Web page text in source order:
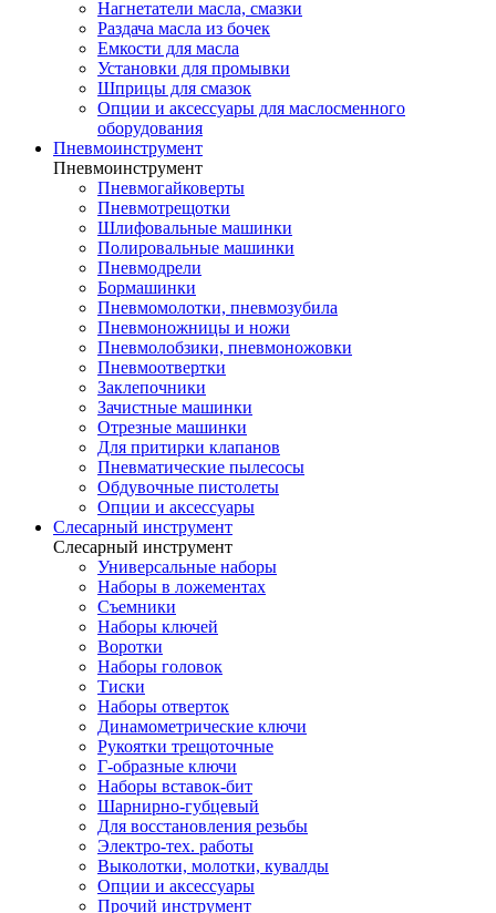
Нагнетатели масла, смазки
Раздача масла из бочек
Емкости для масла
Установки для промывки
Шприцы для смазок
Опции и аксессуары для маслосменного
оборудования
Пневмоинструмент
Пневмоинструмент
Пневмогайковерты
Пневмотрещотки
Шлифовальные машинки
Полировальные машинки
Пневмодрели
Бормашинки
Пневмомолотки, пневмозубила
Пневмоножницы и ножи
Пневмолобзики, пневмоножовки
Пневмоотвертки
Заклепочники
Зачистные машинки
Отрезные машинки
Для притирки клапанов
Пневматические пылесосы
Обдувочные пистолеты
Опции и аксессуары
Слесарный инструмент
Слесарный инструмент
Универсальные наборы
Наборы в ложементах
Съемники
Наборы ключей
Воротки
Наборы головок
Тиски
Наборы отверток
Динамометрические ключи
Рукоятки трещоточные
Г-образные ключи
Наборы вставок-бит
Шарнирно-губцевый
Для восстановления резьбы
Электро-тех. работы
Выколотки, молотки, кувалды
Опции и аксессуары
Прочий инструмент